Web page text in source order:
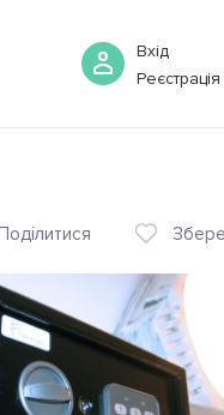
Вхід
Реєстрація